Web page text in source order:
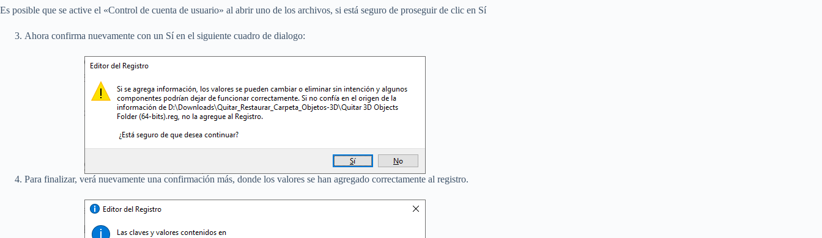
Es posible que se active el «Control de cuenta de usuario» al abrir uno de los archivos, si está seguro de proseguir de clic en Sí
Ahora confirma nuevamente con un Sí en el siguiente cuadro de dialogo:
Para finalizar, verá nuevamente una confirmación más, donde los valores se han agregado correctamente al registro.